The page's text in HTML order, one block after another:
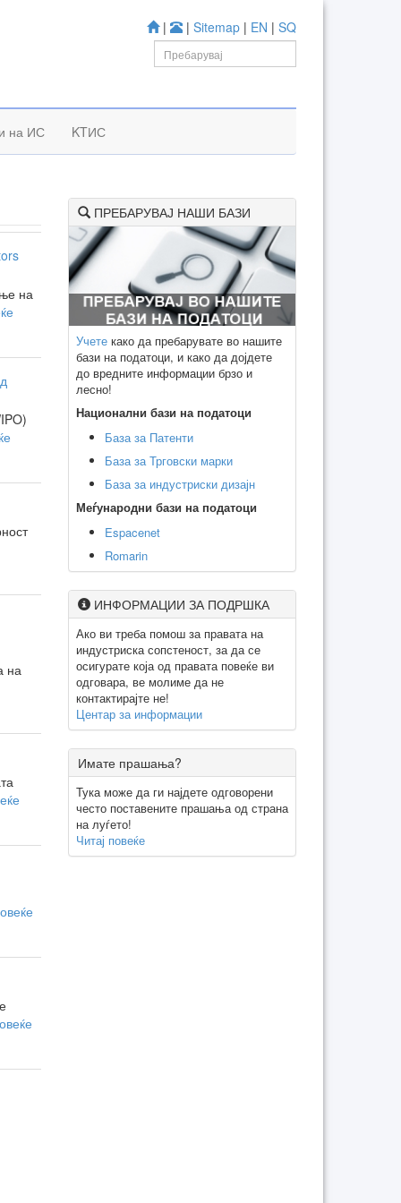
| | Sitemap | EN | SQ
на ИС KTИС
на
на
ПРЕБАРУВАЈ НАШИ БАЗИ
Учете како да пребарувате во нашите
бази на податоци, и како да дојдете
до вредните информации брзо и
лесно!
Национални бази на податоци
База за Патенти
База за Трговски марки
База за индустриски дизајн
Меѓународни бази на податоци
Espacenet
Romarin
ИНФОРМАЦИИ ЗА ПОДРШКА
Ако ви треба помош за правата на
индустриска сопстеност, за да се
осигурате која од правата повеќе ви
одговара, ве молиме да не
контактирајте не!
Центар за информации
Имате прашања?
Тука може да ги најдете одговорени
често поставените прашања од страна
на луѓето!
Читај повеќе